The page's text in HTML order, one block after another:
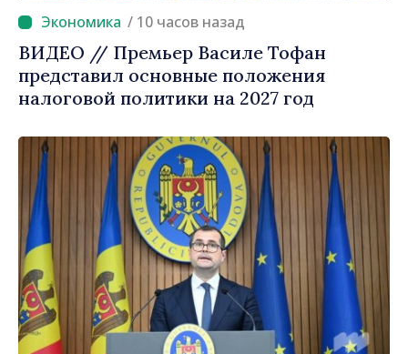
/ 10 часов назад
ВИДЕО // Премьер Василе Тофан
представил основные положения
налоговой политики на 2027 год